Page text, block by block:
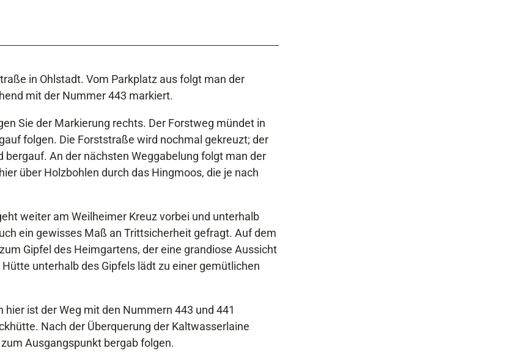
in Ohlstadt. Vom Parkplatz aus folgt man der
mit der Nummer 443 markiert.
Sie der Markierung rechts. Der Forstweg mündet in
folgen. Die Forststraße wird nochmal gekreuzt; der
An der nächsten Weggabelung folgt man der
über Holzbohlen durch das Hingmoos, die je nach
weiter am Weilheimer Kreuz vorbei und unterhalb
ein gewisses Maß an Trittsicherheit gefragt. Auf dem
Gipfel des Heimgartens, der eine grandiose Aussicht
unterhalb des Gipfels lädt zu einer gemütlichen
ist der Weg mit den Nummern 443 und 441
Nach der Überquerung der Kaltwasserlaine
Ausgangspunkt bergab folgen.